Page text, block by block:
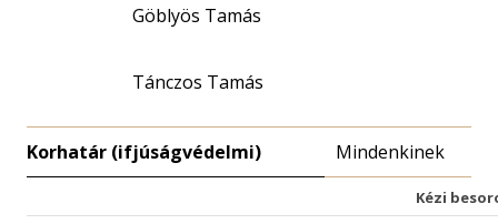
Göblyös Tamás
Tánczos Tamás
Korhatár (ifjúságvédelmi) Mindenkinek
Kézi